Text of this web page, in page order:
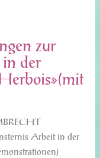
zur
der
Arbeit in der